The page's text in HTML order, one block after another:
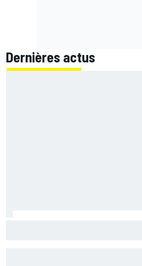
Dernières actus